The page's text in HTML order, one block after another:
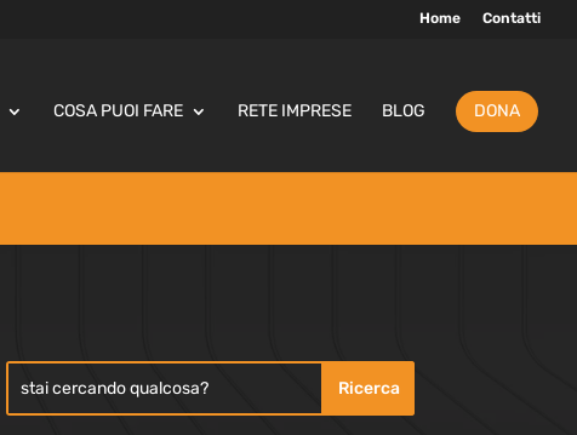
Home Contatti
COSA PUOI FARE RETE IMPRESE BLOG DONA